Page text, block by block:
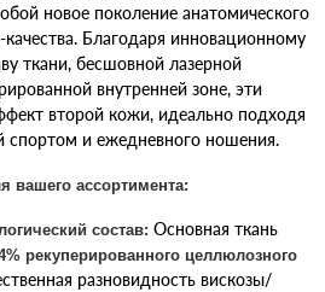
новое поколение анатомического
Благодаря инновационному
ткани, бесшовной лазерной
внутренней зоне, эти
второй кожи, идеально подходя
спортом и ежедневного ношения.
вашего ассортимента:
состав: Основная ткань
рекуперированного целлюлозного
разновидность вискозы/